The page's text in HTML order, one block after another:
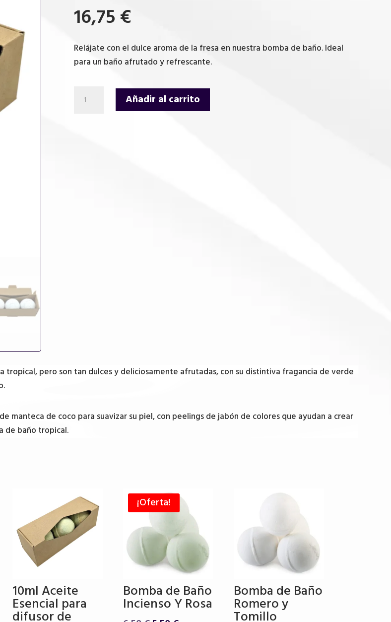
16,75€
Relájate con el dulce aroma de la fresa en nuestra bomba de baño. Ideal
para un baño afrutado y refrescante.
Añadir al carrito
tropical, pero son tan dulces y deliciosamente afrutadas, con su distintiva fragancia de verde
manteca de coco para suavizar su piel, con peelings de jabón de colores que ayudan a crear
de baño tropical.
10ml Aceite
Esencial para
difusor de
¡Oferta!
Bomba de Baño
Incienso Y Rosa
Bomba de Baño
Romero y
Tomillo